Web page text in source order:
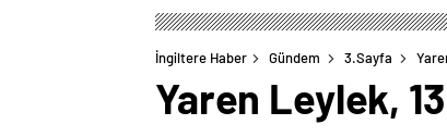
İngiltere Haber Gündem 3.Sayfa
Yaren Leylek,